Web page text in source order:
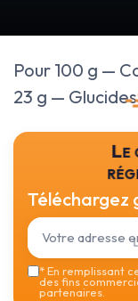
Pour 100 g —
23 g —
Le
Téléchargez
*En remplissant
des fins
partenaires.